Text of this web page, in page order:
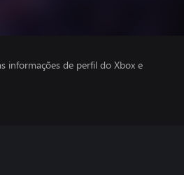
informações de perfil do Xbox e